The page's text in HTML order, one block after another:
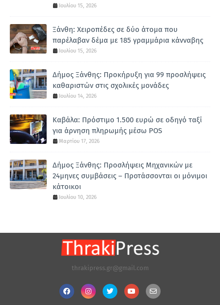
Ιουλίου 15, 2026
Ξάνθη: Χειροπέδες σε δύο άτομα που
παρέλαβαν δέμα με 185 γραμμάρια κάνναβης
Ιουλίου 15, 2026
Δήμος Ξάνθης: Προκήρυξη για 99 προσλήψεις
καθαριστών στις σχολικές μονάδες
Ιουλίου 14, 2026
Καβάλα: Πρόστιμο 1.500 ευρώ σε οδηγό ταξί
για άρνηση πληρωμής μέσω POS
Μαρτίου 17, 2026
Δήμος Ξάνθης: Προσλήψεις Μηχανικών με
24μηνες συμβάσεις – Προτάσσονται οι μόνιμοι
κάτοικοι
Ιουλίου 10, 2026
thrakipress.gr@gmail.com